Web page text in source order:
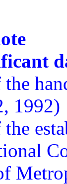
1992)